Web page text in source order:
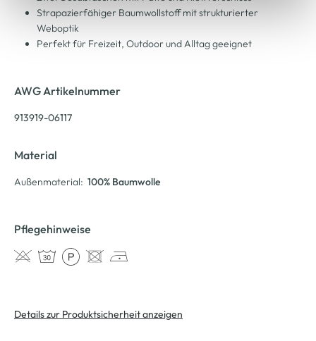
Strapazierfähiger Baumwollstoff mit strukturierter
Weboptik
Perfekt für Freizeit, Outdoor und Alltag geeignet
AWG Artikelnummer
913919-06117
Material
Außenmaterial: 100% Baumwolle
Pflegehinweise
Details zur Produktsicherheit anzeigen